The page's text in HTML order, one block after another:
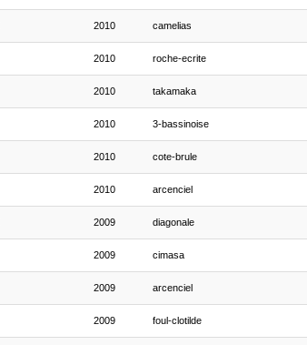
2010 camelias
2010 roche-ecrite
2010 takamaka
2010 3-bassinoise
2010 cote-brule
2010 arcenciel
2009 diagonale
2009 cimasa
2009 arcenciel
2009 foul-clotilde